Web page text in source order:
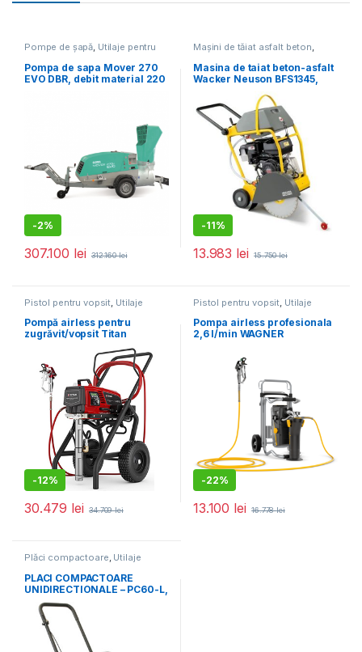
Pompe de șapă, Utilaje pentru
Pompa de sapa Mover 270
EVO DBR, debit material 220
-2%
307.100 lei 312.160lei
Mașini de tăiat asfalt beton,
Utilaje pentru construcții
Masina de taiat beton-asfalt
Wacker Neuson BFS1345,
-11%
13.983 lei 15.750lei
Pistol pentru vopsit Utilaje
pentru construcții
Pompă airless pentru
zugrăvit/vopsit Titan
Performance 1650E HR
-12%
30.479 lei 34.709lei
Pistol pentru vopsit Utilaje
pentru construcții
Pompa airless profesionala
2,6 l/min WAGNER
Spraypack
-22%
13.100 lei 16.778lei
Plăci compactoare, Utilaje
PLACI COMPACTOARE
UNIDIRECTIONALE – PC60-L,
8.2 kN, motor Loncin,
benzina 1.63 cp, greutate 54